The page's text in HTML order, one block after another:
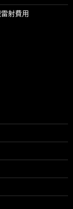
射費用